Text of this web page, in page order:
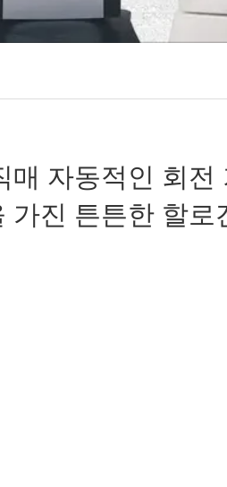
매 자동적인 회전
가진 튼튼한 할로